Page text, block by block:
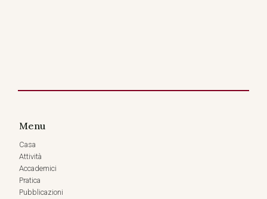
Menu
Casa
Attività
Accademici
Pratica
Pubblicazioni